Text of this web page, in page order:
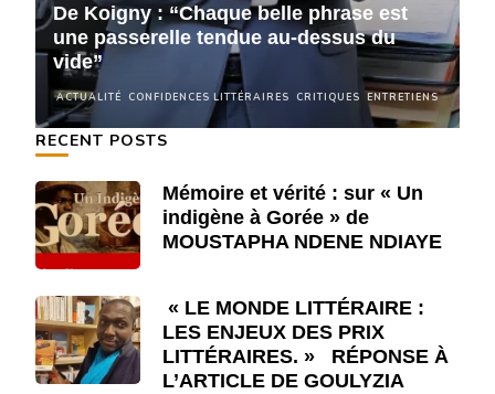
ACTUALITÉ CONFIDENCES LITTÉRAIRES CRITIQUES ENTRETIENS
De Koigny : “Chaque belle phrase est
une passerelle tendue au-dessus du
vide”
RECENT POSTS
Mémoire et vérité : sur « Un
indigène à Gorée » de
MOUSTAPHA NDENE NDIAYE
« LE MONDE LITTÉRAIRE :
LES ENJEUX DES PRIX
LITTÉRAIRES. » RÉPONSE À
L’ARTICLE DE GOULYZIA